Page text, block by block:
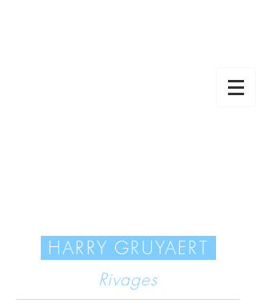
HARRY GRUYAERT
Rivages